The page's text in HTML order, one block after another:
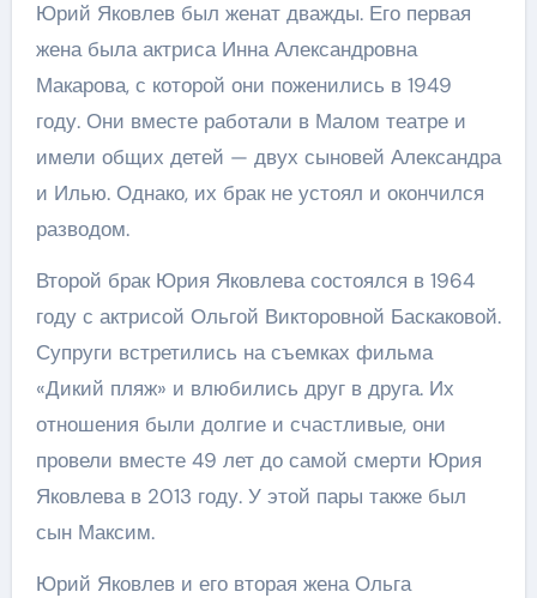
Юрий Яковлев был женат дважды. Его первая
жена была актриса Инна Александровна
Макарова, с которой они поженились в 1949
году. Они вместе работали в Малом театре и
имели общих детей — двух сыновей Александра
и Илью. Однако, их брак не устоял и окончился
разводом.
Второй брак Юрия Яковлева состоялся в 1964
году с актрисой Ольгой Викторовной Баскаковой.
Супруги встретились на съемках фильма
«Дикий пляж» и влюбились друг в друга. Их
отношения были долгие и счастливые, они
провели вместе 49 лет до самой смерти Юрия
Яковлева в 2013 году. У этой пары также был
сын Максим.
Юрий Яковлев и его вторая жена Ольга